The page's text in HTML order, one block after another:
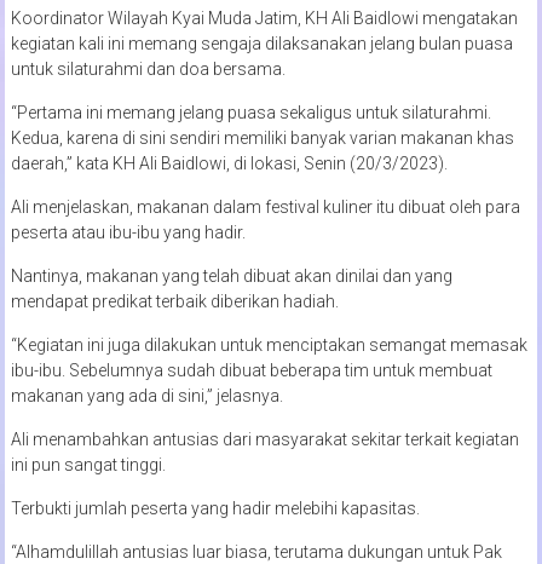
Koordinator Wilayah Kyai Muda Jatim, KH Ali Baidlowi mengatakan
kegiatan kali ini memang sengaja dilaksanakan jelang bulan puasa
untuk silaturahmi dan doa bersama.
“Pertama ini memang jelang puasa sekaligus untuk silaturahmi.
Kedua, karena di sini sendiri memiliki banyak varian makanan khas
daerah,” kata KH Ali Baidlowi, di lokasi, Senin (20/3/2023).
Ali menjelaskan, makanan dalam festival kuliner itu dibuat oleh para
peserta atau ibu-ibu yang hadir.
Nantinya, makanan yang telah dibuat akan dinilai dan yang
mendapat predikat terbaik diberikan hadiah.
“Kegiatan ini juga dilakukan untuk menciptakan semangat memasak
ibu-ibu. Sebelumnya sudah dibuat beberapa tim untuk membuat
makanan yang ada di sini,” jelasnya.
Ali menambahkan antusias dari masyarakat sekitar terkait kegiatan
ini pun sangat tinggi.
Terbukti jumlah peserta yang hadir melebihi kapasitas.
“Alhamdulillah antusias luar biasa, terutama dukungan untuk Pak